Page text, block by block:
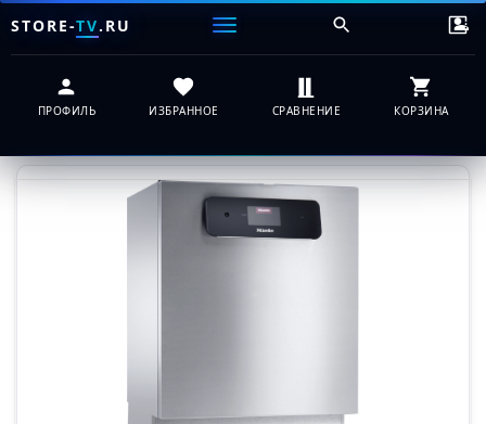
STORE-TV.RU
ПРОФИЛЬ ИЗБРАННОЕ СРАВНЕНИЕ КОРЗИНА